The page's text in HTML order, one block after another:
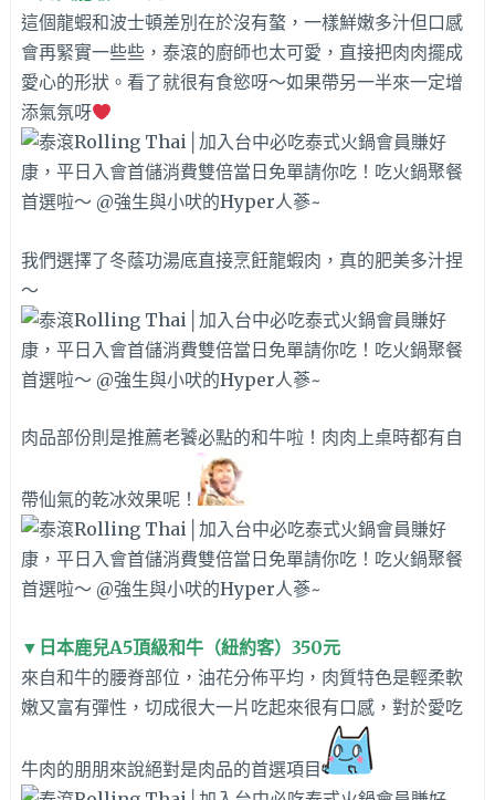
這個龍蝦和波士頓差別在於沒有螯，一樣鮮嫩多汁但口感
會再緊實一些些，泰滾的廚師也太可愛，直接把肉肉擺成
愛心的形狀。看了就很有食慾呀～如果帶另一半來一定增
添氣氛呀
我們選擇了冬蔭功湯底直接烹飪龍蝦肉，真的肥美多汁捏
～
肉品部份則是推薦老饕必點的和牛啦！肉肉上桌時都有自
帶仙氣的乾冰效果呢！
▼ 日本鹿兒A5頂級和牛（紐約客）350元
來自和牛的腰脊部位，油花分佈平均，肉質特色是輕柔軟
嫩又富有彈性，切成很大一片吃起來很有口感，對於愛吃
牛肉的朋朋來說絕對是肉品的首選項目